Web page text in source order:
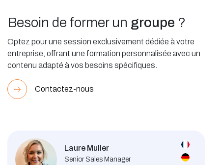
Besoin de former un groupe ?
Optez pour une session exclusivement dédiée à votre
entreprise, offrant une formation personnalisée avec un
contenu adapté à vos besoins spécifiques.
Contactez-nous
Laure Muller
Senior Sales Manager